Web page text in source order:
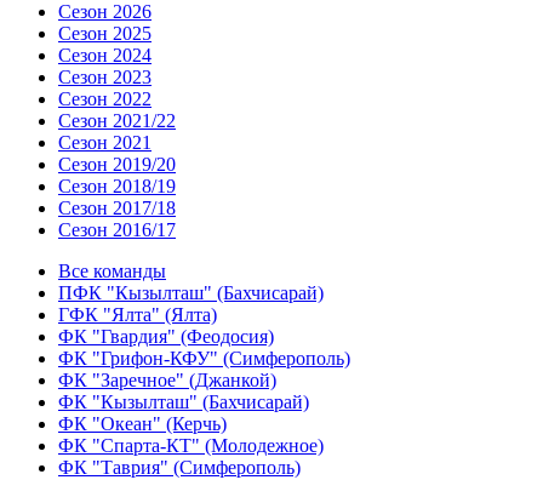
Сезон 2026
Сезон 2025
Сезон 2024
Сезон 2023
Сезон 2022
Сезон 2021/22
Сезон 2021
Сезон 2019/20
Сезон 2018/19
Сезон 2017/18
Сезон 2016/17
Все команды
ПФК "Кызылташ" (Бахчисарай)
ГФК "Ялта" (Ялта)
ФК "Гвардия" (Феодосия)
ФК "Грифон-КФУ" (Симферополь)
ФК "Заречное" (Джанкой)
ФК "Кызылташ" (Бахчисарай)
ФК "Океан" (Керчь)
ФК "Спарта-КТ" (Молодежное)
ФК "Таврия" (Симферополь)